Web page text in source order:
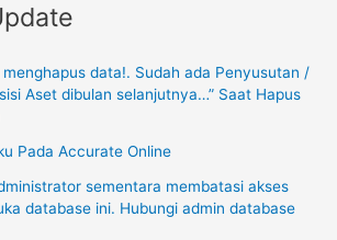
menghapus data!. Sudah ada Penyusutan /
Aset dibulan selanjutnya…” Saat Hapus
Pada Accurate Online
sementara membatasi akses
database ini. Hubungi admin database